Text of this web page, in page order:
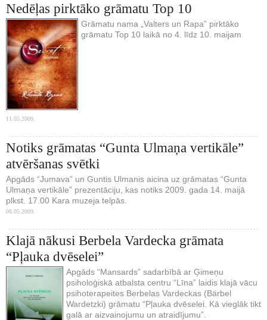
Nedēļas pirktāko grāmatu Top 10
Grāmatu nama „Valters un Rapa” pirktāko
grāmatu Top 10 laikā no 4. līdz 10. maijam
11.05.2009.
Notiks grāmatas “Gunta Ulmaņa vertikāle”
atvēršanas svētki
Apgāds “Jumava” un Guntis Ulmanis aicina uz grāmatas “Gunta
Ulmaņa vertikāle” prezentāciju, kas notiks 2009. gada 14. maijā
plkst. 17.00 Kara muzeja telpās.
08.05.2009.
Klajā nākusi Berbela Vardecka grāmata
“Pļauka dvēselei”
Apgāds “Mansards” sadarbībā ar Ģimeņu
psiholoģiskā atbalsta centru “Līna” laidis klajā vācu
psihoterapeites Berbelas Vardeckas (Bärbel
Wardetzki) grāmatu “Pļauka dvēselei. Kā vieglāk tikt
galā ar aizvainojumu un atraidījumu”.